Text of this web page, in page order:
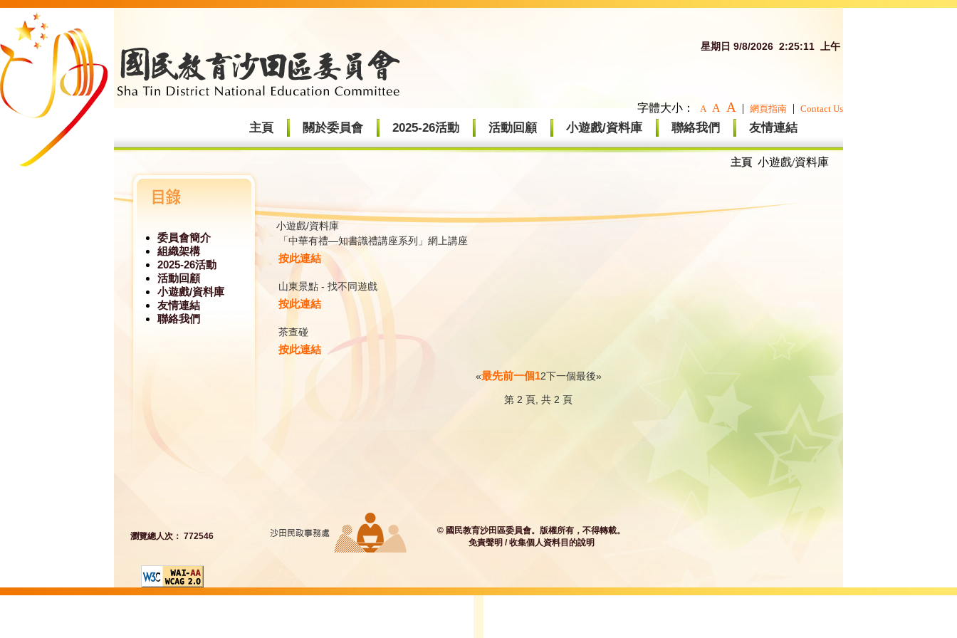
星期日 9/8/2026 2:25:11 上午
字體大小： A A A | 網頁指南 | Contact Us
主頁 關於委員會 2025-26活動 活動回顧 小遊戲/資料庫 聯絡我們 友情連結
主頁 小遊戲/資料庫
委員會簡介
組織架構
2025-26活動
活動回顧
小遊戲/資料庫
友情連結
聯絡我們
小遊戲/資料庫
「中華有禮—知書識禮講座系列」網上講座
按此連結
山東景點 - 找不同遊戲
按此連結
茶查碰
按此連結
«最先前一個12下一個最後»
第 2 頁, 共 2 頁
瀏覽總人次： 772546
© 國民教育沙田區委員會。版權所有，不得轉載。
免責聲明 /收集個人資料目的說明